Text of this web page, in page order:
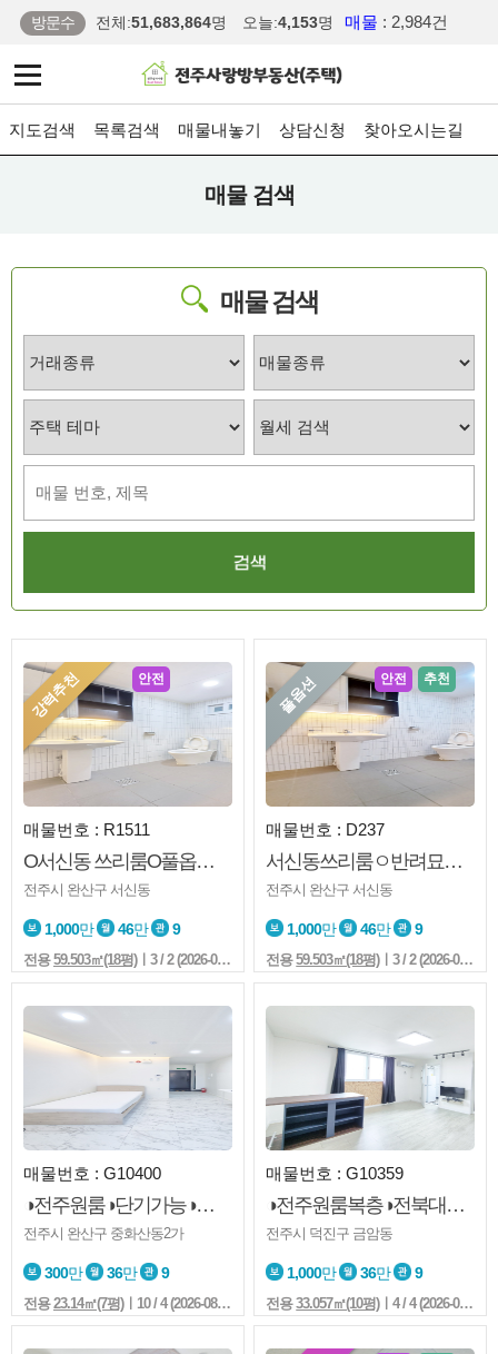
방문수 전체:51,683,864명 오늘:4,153명 매물 : 2,984건
지도검색 목록검색 매물내놓기 상담신청 찾아오시는길
매물 검색
매물 검색
강력추천 안전
매물번호 : R1511
O서신동 쓰리룸O풀옵션O리모델링O즉시입주O
전주시 완산구 서신동
1,000만 46만 9
전용59.503㎡(18평)ㅣ3 / 2 (2026-08-06 10:21:4)
풀옵션 안전 추천
매물번호 : D237
서신동쓰리룸ㅇ반려묘ㅇ즉시입주ㅇ리모델링ㅇ풀옵션ㅇ서문초ㅇ노고민
전주시 완산구 서신동
1,000만 46만 9
전용59.503㎡(18평)ㅣ3 / 2 (2026-08-06 09:28:4)
매물번호 : G10400
◑전주원룸◑단기가능◑컨디션보장◑스타벅스◑맥도날드◑엘베◑전주병원◑백제대로
전주시 완산구 중화산동2가
300만 36만 9
전용23.14㎡(7평)ㅣ10 / 4 (2026-08-06 09:07:4)
매물번호 : G10359
◑전주원룸복층◑전북대◑한옥정문◑전북은행뒷쪽◑엘베◑복층◑분리형
전주시 덕진구 금암동
1,000만 36만 9
전용33.057㎡(10평)ㅣ4 / 4 (2026-08-06 09:01:4)